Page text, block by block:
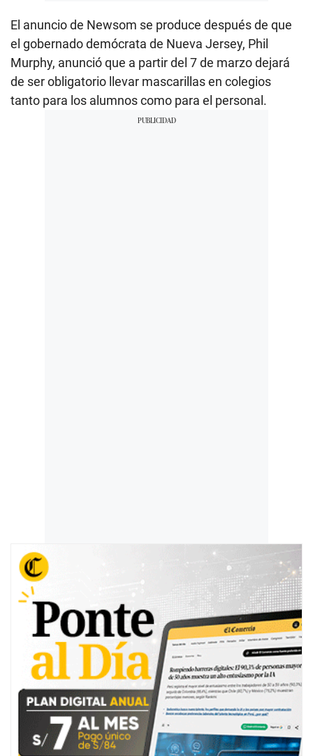
El anuncio de Newsom se produce después de que
el gobernado demócrata de Nueva Jersey, Phil
Murphy, anunció que a partir del 7 de marzo dejará
de ser obligatorio llevar mascarillas en colegios
tanto para los alumnos como para el personal.